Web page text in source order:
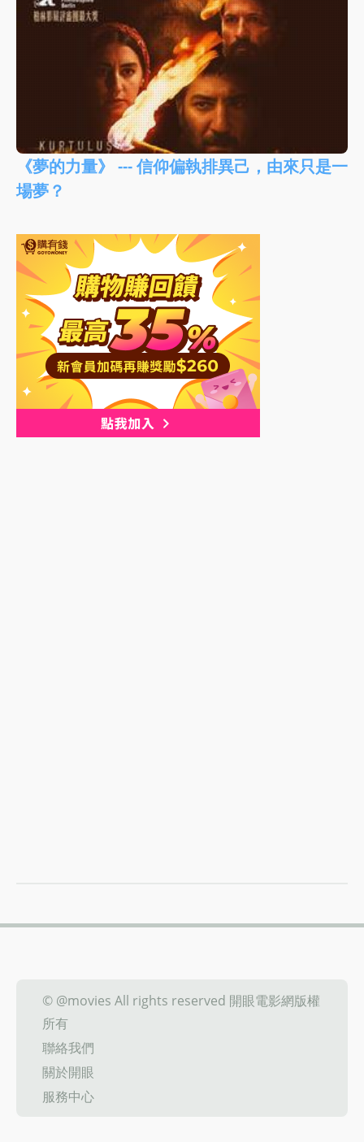
《夢的力量》 --- 信仰偏執排異己，由來只是一
場夢？
© @movies All rights reserved 開眼電影網版權
所有
聯絡我們
關於開眼
服務中心